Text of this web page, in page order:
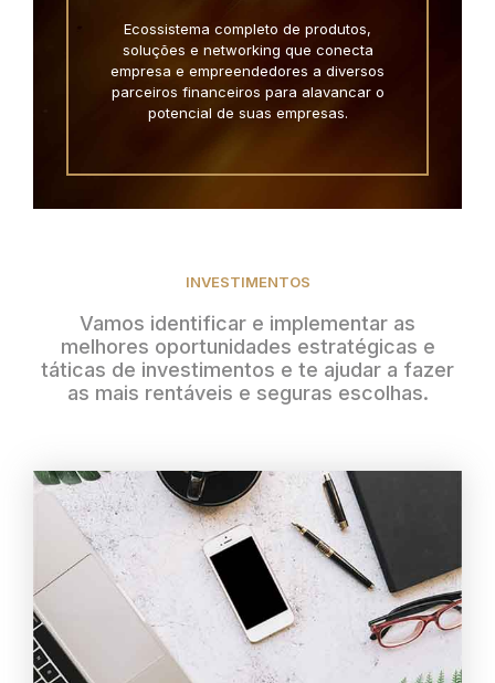
Ecossistema completo de produtos,
soluções e networking que conecta
empresa e empreendedores a diversos
parceiros financeiros para alavancar o
potencial de suas empresas.
INVESTIMENTOS
Vamos identificar e implementar as
melhores oportunidades estratégicas e
táticas de investimentos e te ajudar a fazer
as mais rentáveis e seguras escolhas.